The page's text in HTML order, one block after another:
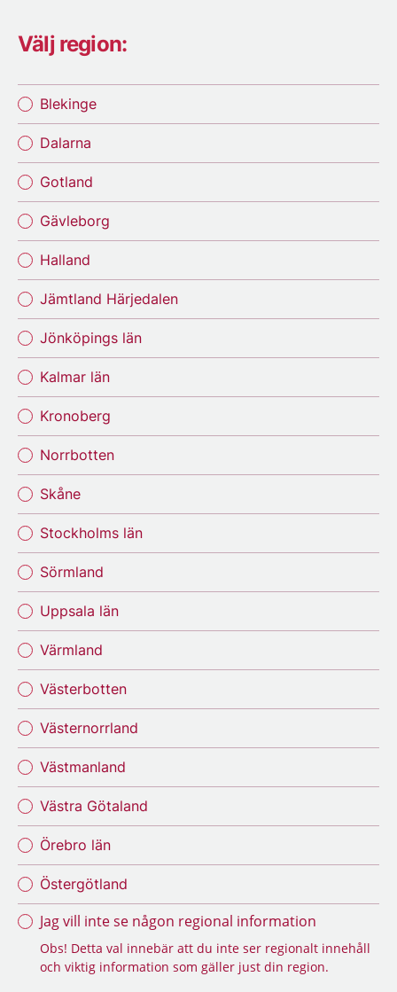
Välj region:
Blekinge
Dalarna
Gotland
Gävleborg
Halland
Jämtland Härjedalen
Jönköpings län
Kalmar län
Kronoberg
Norrbotten
Skåne
Stockholms län
Sörmland
Uppsala län
Värmland
Västerbotten
Västernorrland
Västmanland
Västra Götaland
Örebro län
Östergötland
Jag vill inte se någon regional information
Obs! Detta val innebär att du inte ser regionalt innehåll
och viktig information som gäller just din region.